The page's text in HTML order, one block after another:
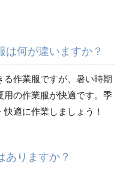
秋冬長袖
は何が違いますか？
作業服ですが、暑い時期
用の作業服が快適です。季
適に作業しましょう！
ありますか？